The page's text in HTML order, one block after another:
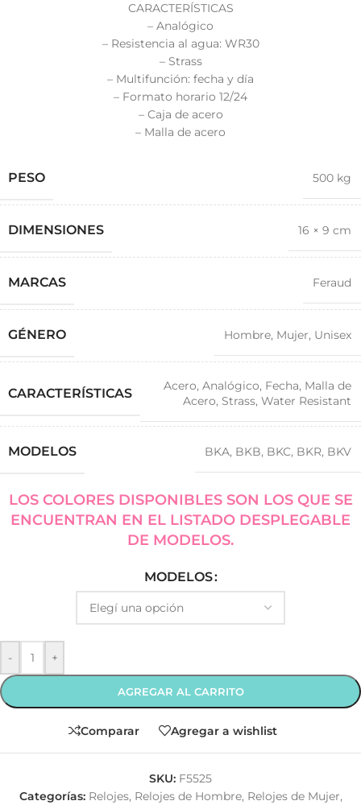
CARACTERÍSTICAS
– Analógico
– Resistencia al agua: WR30
– Strass
– Multifunción: fecha y día
– Formato horario 12/24
– Caja de acero
– Malla de acero
PESO 500 kg
DIMENSIONES 16 × 9 cm
MARCAS Feraud
GÉNERO Hombre, Mujer, Unisex
CARACTERÍSTICAS Acero, Analógico, Fecha, Malla de
Acero, Strass, Water Resistant
MODELOS BKA, BKB, BKC, BKR, BKV
LOS COLORES DISPONIBLES SON LOS QUE SE
ENCUENTRAN EN EL LISTADO DESPLEGABLE
DE MODELOS.
MODELOS
- +
AGREGAR AL CARRITO
Comparar Agregar a wishlist
SKU: F5525
Categorías: Relojes, Relojes de Hombre, Relojes de Mujer,